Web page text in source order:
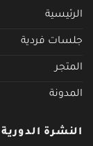
الرئيسية
جلسات فردية
المتجر
المدونة
النشرة الدورية